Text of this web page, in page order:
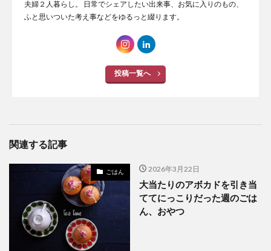
夫婦２人暮らし。 日常でシェアしたい出来事、お気に入りのもの、
ふと思いついた考え事などをゆるっと綴ります。
投稿一覧へ
関連する記事
ごはん 2026年3月22日
大当たりのアボカドを引き当
ててにっこりだった週のごは
ん、おやつ